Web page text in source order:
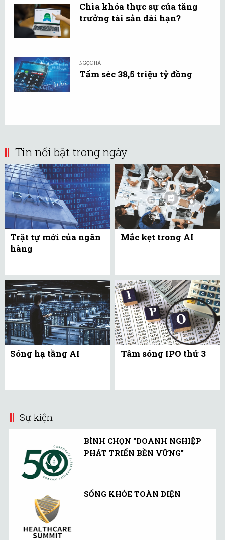
Chìa khóa thực sự của tăng
trưởng tài sản dài hạn?
NGỌC HÀ
Tấm séc 38,5 triệu tỷ đồng
Tin nổi bật trong ngày
Trật tự mới của ngân
hàng
Mắc kẹt trong AI
Sóng hạ tầng AI Tâm sóng IPO thứ 3
Sự kiện
BÌNH CHỌN "DOANH NGHIỆP
PHÁT TRIỂN BỀN VỮNG"
SỐNG KHỎE TOÀN DIỆN